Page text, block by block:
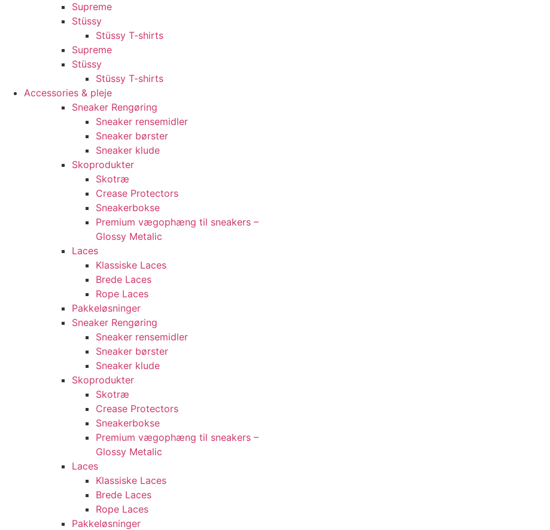
Supreme
Stüssy
Stüssy T-shirts
Supreme
Stüssy
Stüssy T-shirts
Accessories & pleje
Sneaker Rengøring
Sneaker rensemidler
Sneaker børster
Sneaker klude
Skoprodukter
Skotræ
Crease Protectors
Sneakerbokse
Premium vægophæng til sneakers –
Glossy Metalic
Laces
Klassiske Laces
Brede Laces
Rope Laces
Pakkeløsninger
Sneaker Rengøring
Sneaker rensemidler
Sneaker børster
Sneaker klude
Skoprodukter
Skotræ
Crease Protectors
Sneakerbokse
Premium vægophæng til sneakers –
Glossy Metalic
Laces
Klassiske Laces
Brede Laces
Rope Laces
Pakkeløsninger